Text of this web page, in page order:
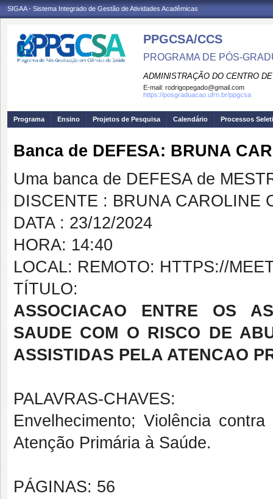
SIGAA - Sistema Integrado de Gestão de Atividades Acadêmicas
PPGCSA/CCS
PROGRAMA DE PÓS-
ADMINISTRAÇÃO DO CENTRO
E-mail: rodrigopegado@gmail.com
https://posgraduacao.ufrn.br/ppgcsa
Programa Ensino Projetos de Pesquisa Calendário Processos
Banca de DEFESA: BRUNA
Uma banca de DEFESA de
DISCENTE : BRUNA CAROLINE
DATA : 23/12/2024
HORA: 14:40
LOCAL: REMOTO: HTTPS://
TÍTULO:
ASSOCIACAO ENTRE OS
SAUDE COM O RISCO DE
ASSISTIDAS PELA ATENCAO
PALAVRAS-CHAVES:
Envelhecimento; Violência
Atenção Primária à Saúde.
PÁGINAS: 56